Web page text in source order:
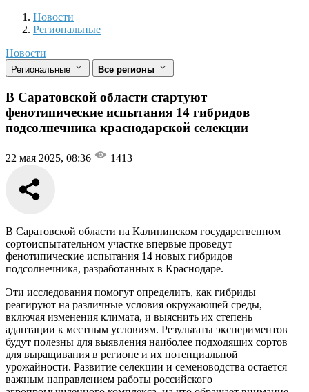
Новости
Разделы
Новости
Региональные
Новости
Региональные Все регионы
В Саратовской области стартуют
фенотипические испытания 14 гибридов
подсолнечника краснодарской селекции
22 мая 2025, 08:36 1413
В Саратовской области на Калининском государственном
сортоиспытательном участке впервые проведут
фенотипические испытания 14 новых гибридов
подсолнечника, разработанных в Краснодаре.
Эти исследования помогут определить, как гибриды
реагируют на различные условия окружающей среды,
включая изменения климата, и выяснить их степень
адаптации к местным условиям. Результаты экспериментов
будут полезны для выявления наиболее подходящих сортов
для выращивания в регионе и их потенциальной
урожайности. Развитие селекции и семеноводства остается
важным направлением работы российского